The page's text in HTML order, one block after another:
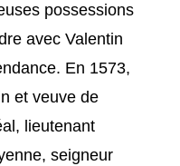
possessions
avec Valentin
En 1573,
et veuve de
lieutenant
seigneur